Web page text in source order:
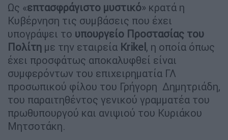
Ως «επτασφράγιστο μυστικό» κρατά η
Κυβέρνηση τις συμβάσεις που έχει
υπογράψει το υπουργείο Προστασίας του
Πολίτη με την εταιρεία Krikel , η οποία όπως
έχει προσφάτως αποκαλυφθεί είναι
συμφερόντων του επιχειρηματία ΓΛ
προσωπικού φίλου του Γρήγορη Δημητριάδη,
του παραιτηθέντος γενικού γραμματέα του
πρωθυπουργού και ανιψιού του Κυριάκου
Μητσοτάκη.